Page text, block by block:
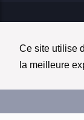
Ce site utilise
la meilleure